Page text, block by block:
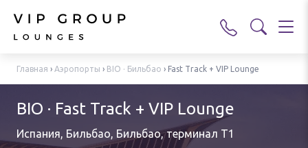
Главная › Аэропорты › BIO · Бильбао › Fast Track + VIP Lounge
BIO · Fast Track + VIP Lounge
Испания, Бильбао, Бильбао,терминал T1